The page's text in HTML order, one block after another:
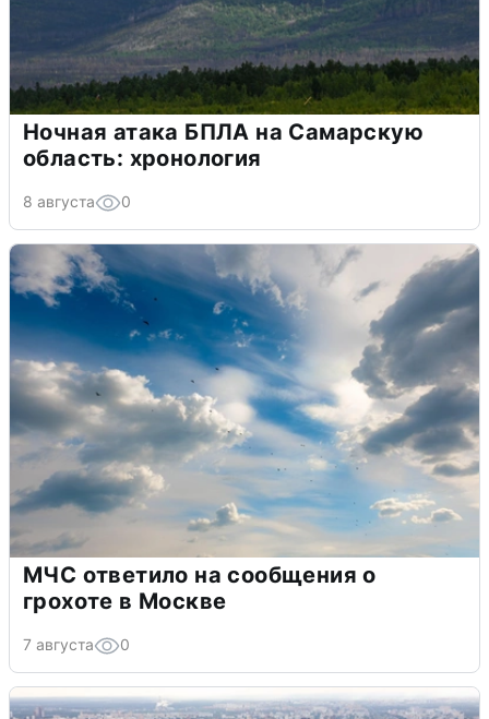
Ночная атака БПЛА на Самарскую
область: хронология
8 августа 0
МЧС ответило на сообщения о
грохоте в Москве
7 августа 0